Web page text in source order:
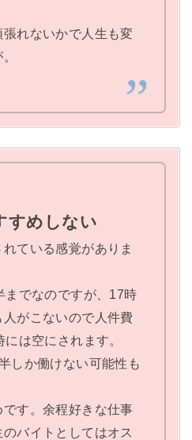
れないかで人生も変
すめしない
ている感覚がありま
までなのですが、17時
がこないので人件費
は空にされます。
しか働けない可能性も
す。余程好きな仕事
バイトとしてはオス